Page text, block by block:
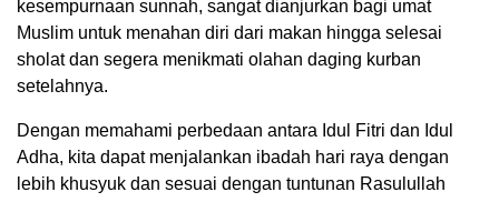
kesempurnaan sunnah, sangat dianjurkan bagi umat
Muslim untuk menahan diri dari makan hingga selesai
sholat dan segera menikmati olahan daging kurban
setelahnya.
Dengan memahami perbedaan antara Idul Fitri dan Idul
Adha, kita dapat menjalankan ibadah hari raya dengan
lebih khusyuk dan sesuai dengan tuntunan Rasulullah